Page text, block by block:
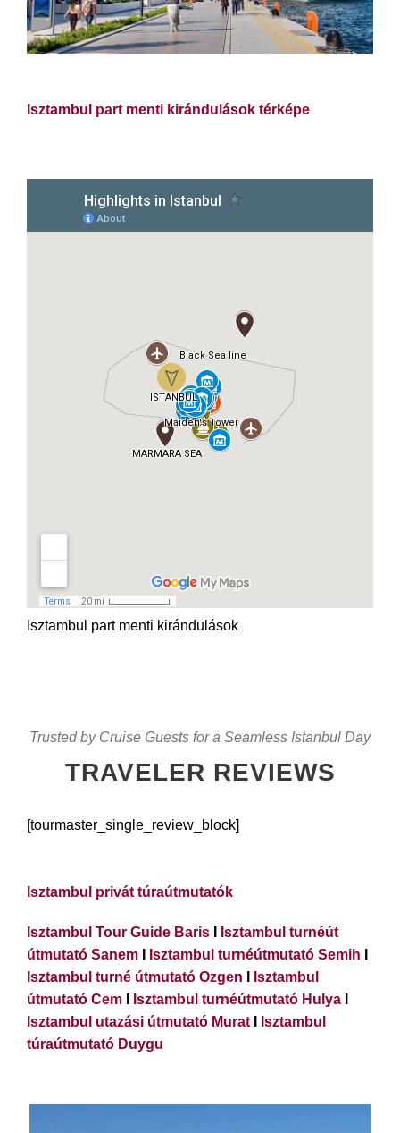
Isztambul part menti kirándulások térképe
Isztambul part menti kirándulások
Trusted by Cruise Guests for a Seamless Istanbul Day
TRAVELER REVIEWS
[tourmaster_single_review_block]
Isztambul privát túraútmutatók
Isztambul Tour Guide Baris
Isztambul turnéút
útmutató Sanem
Isztambul turnéútmutató Semih
Isztambul turné útmutató Ozgen
Isztambul
útmutató Cem
Isztambul turnéútmutató Hulya
Isztambul utazási útmutató Murat
Isztambul
túraútmutató Duygu